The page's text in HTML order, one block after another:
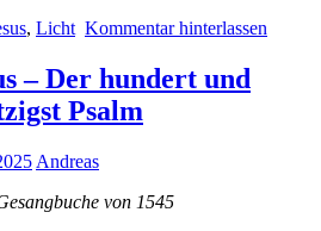
, Licht Kommentar hinterlassen
– Der hundert und
Psalm
Andreas
von 1545